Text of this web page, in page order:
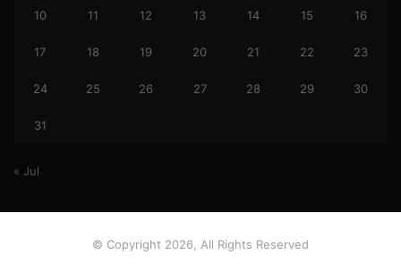
10 11 12 13 14 15 16
17 18 19 20 21 22 23
24 25 26 27 28 29 30
31
« Jul
© Copyright 2026, All Rights Reserved